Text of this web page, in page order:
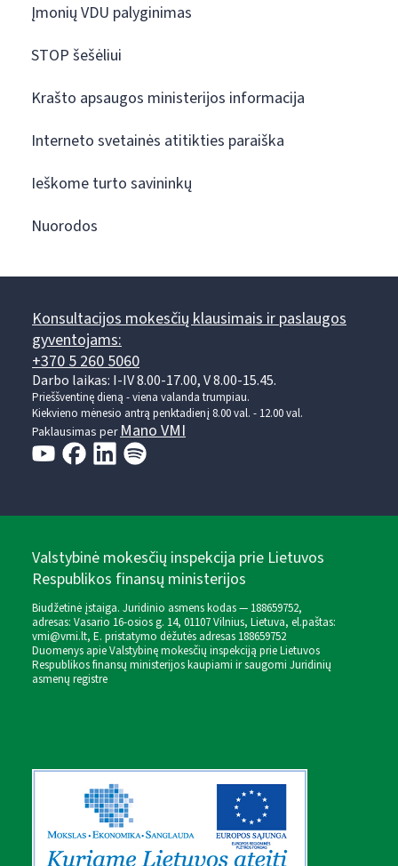
Įmonių VDU palyginimas
STOP šešėliui
Krašto apsaugos ministerijos informacija
Interneto svetainės atitikties paraiška
Ieškome turto savininkų
Nuorodos
Konsultacijos mokesčių klausimais ir paslaugos
gyventojams:
+370 5 260 5060
Darbo laikas: I-IV 8.00-17.00, V 8.00-15.45.
Prieššventinę dieną - viena valanda trumpiau.
Kiekvieno mėnesio antrą penktadienį 8.00 val. - 12.00 val.
Paklausimas per Mano VMI
Valstybinė mokesčių inspekcija prie Lietuvos
Respublikos finansų ministerijos
Biudžetinė įstaiga. Juridinio asmens kodas — 188659752,
adresas: Vasario 16-osios g. 14, 01107 Vilnius, Lietuva, el.paštas:
vmi@vmi.lt, E. pristatymo dėžutės adresas 188659752
Duomenys apie Valstybinę mokesčių inspekciją prie Lietuvos
Respublikos finansų ministerijos kaupiami ir saugomi Juridinių
asmenų registre